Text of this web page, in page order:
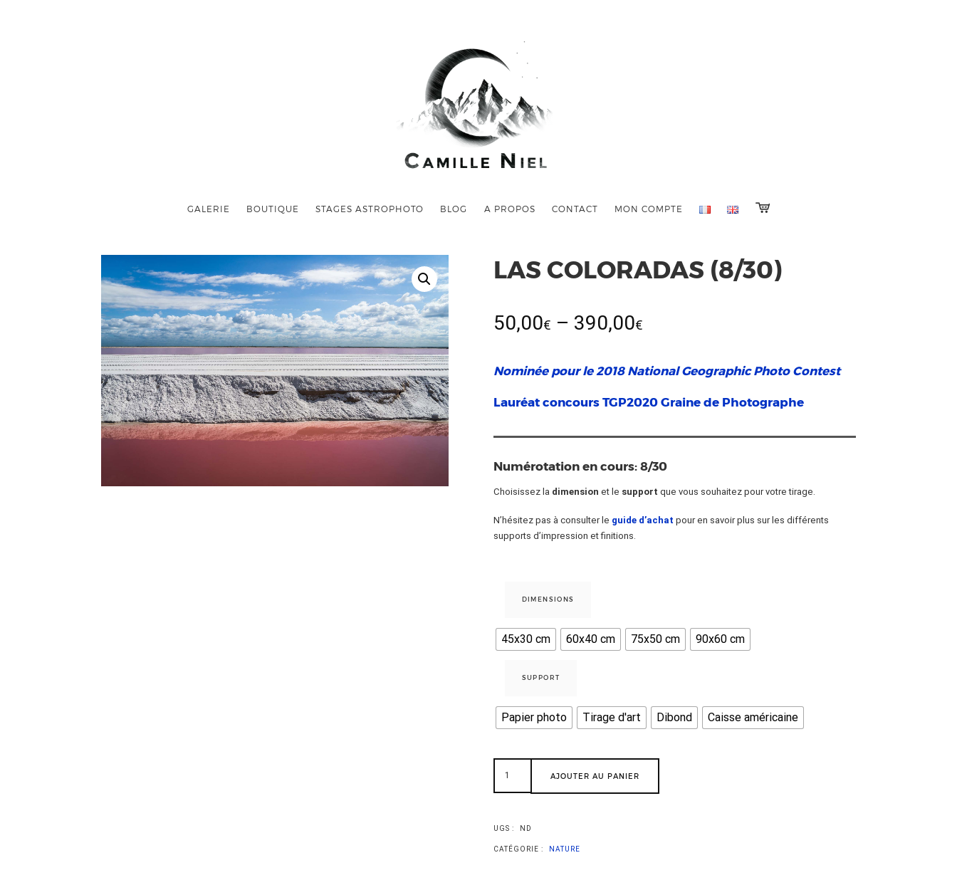
GALERIE BOUTIQUE STAGES ASTROPHOTO BLOG A PROPOS CONTACT MON COMPTE
LAS COLORADAS (8/30)
50,00€ – 390,00€
Nominée pour le 2018 National Geographic Photo Contest
Lauréat concours TGP2020 Graine de Photographe
Numérotation en cours: 8/30
Choisissez la dimension et le support que vous souhaitez pour votre tirage.
N’hésitez pas à consulter le guide d’achat pour en savoir plus sur les différents
supports d’impression et finitions.
DIMENSIONS
45x30 cm 60x40 cm 75x50 cm 90x60 cm
SUPPORT
Papier photo Tirage d'art Dibond Caisse américaine
AJOUTER AU PANIER
UGS : ND
CATÉGORIE : NATURE